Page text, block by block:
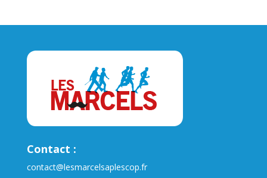
Contact :
contact@lesmarcelsaplescop.fr